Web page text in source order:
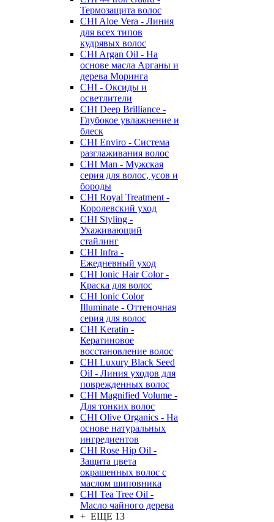
Термозащита волос
CHI Aloe Vera - Линия
для всех типов
кудрявых волос
CHI Argan Oil - На
основе масла Арганы и
дерева Моринга
CHI - Оксиды и
осветлители
CHI Deep Brilliance -
Глубокое увлажнение и
блеск
CHI Enviro - Система
разглаживания волос
CHI Man - Мужская
серия для волос, усов и
бороды
CHI Royal Treatment -
Королевский уход
CHI Styling -
Ухаживающий
стайлинг
CHI Infra -
Ежедневный уход
CHI Ionic Hair Color -
Краска для волос
CHI Ionic Color
Illuminate - Оттеночная
серия для волос
CHI Keratin -
Кератиновое
восстановление волос
CHI Luxury Black Seed
Oil - Линия уходов для
поврежденных волос
CHI Magnified Volume -
Для тонких волос
CHI Olive Organics - На
основе натуральных
ингредиентов
CHI Rose Hip Oil -
Защита цвета
окрашенных волос с
маслом шиповника
CHI Tea Tree Oil -
Масло чайного дерева
+ ЕЩЕ 13